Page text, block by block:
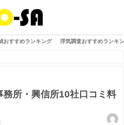
おすすめランキング 浮気調査おすすめランキ
務所・興信所10社口コミ料